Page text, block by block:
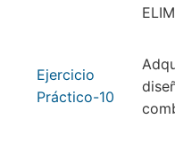
Ejercicio
Práctico-10